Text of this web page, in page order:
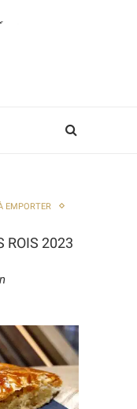
EMPORTER
ROIS 2023